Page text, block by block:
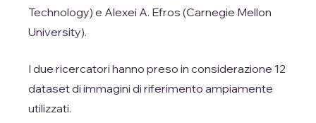
Technology) e Alexei A. Efros (Carnegie Mellon
University).
I due ricercatori hanno preso in considerazione 12
dataset di immagini di riferimento ampiamente
utilizzati.